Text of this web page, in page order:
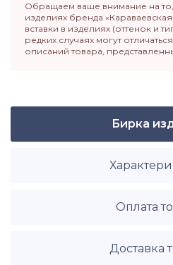
Обращаем ваше внимание на
изделиях бренда
вставки в изделиях (оттенок и
редких случаях могут
описаний товара,
Бирка
Оплата
Доставка